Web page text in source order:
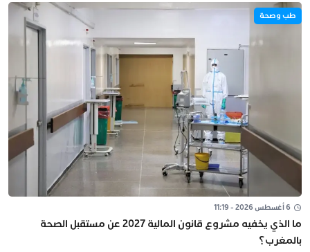
طب وصحة
6 أغسطس 2026 - 11:19
ما الذي يخفيه مشروع قانون المالية 2027 عن مستقبل الصحة
بالمغرب؟